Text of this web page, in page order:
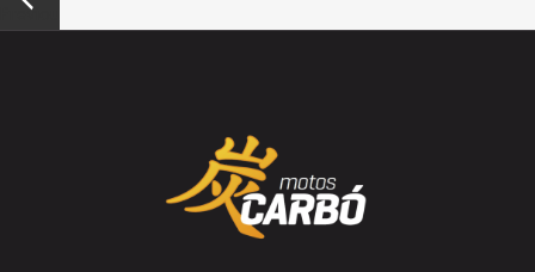
Previou